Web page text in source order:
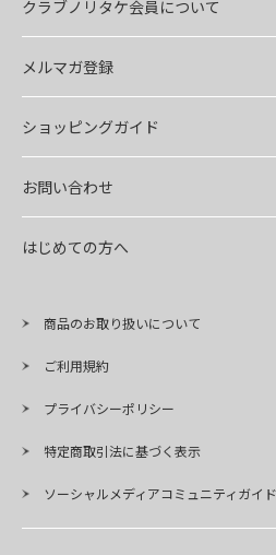
クラブノリタケ会員について
メルマガ登録
ショッピングガイド
お問い合わせ
はじめての方へ
商品のお取り扱いについて
ご利用規約
プライバシーポリシー
特定商取引法に基づく表示
ソーシャルメディアコミュニティガイ